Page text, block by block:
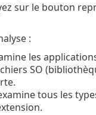
sur le bouton
:
les
SO
tous les